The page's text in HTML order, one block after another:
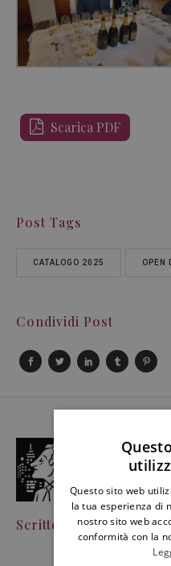
Scarica PDF
Post Tags
CATALOGO 2025 OPEN
Condividi Post
Scritto Da Gianmaria
Questo sito web
la tua esperienza di
nostro sito web
conformità con la